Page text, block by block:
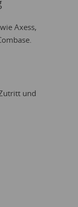
Axess,
und